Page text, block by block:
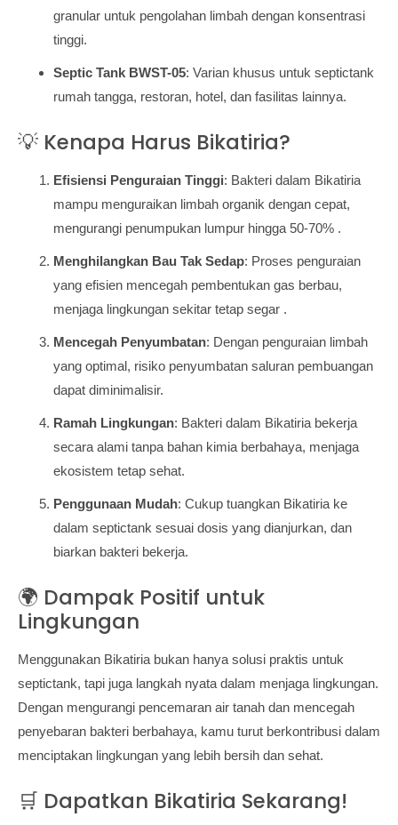
granular untuk pengolahan limbah dengan konsentrasi
tinggi.
Septic Tank BWST-05: Varian khusus untuk septictank
rumah tangga, restoran, hotel, dan fasilitas lainnya.
💡 Kenapa Harus Bikatiria?
Efisiensi Penguraian Tinggi: Bakteri dalam Bikatiria
mampu menguraikan limbah organik dengan cepat,
mengurangi penumpukan lumpur hingga 50-70% .
Menghilangkan Bau Tak Sedap: Proses penguraian
yang efisien mencegah pembentukan gas berbau,
menjaga lingkungan sekitar tetap segar .
Mencegah Penyumbatan: Dengan penguraian limbah
yang optimal, risiko penyumbatan saluran pembuangan
dapat diminimalisir.
Ramah Lingkungan: Bakteri dalam Bikatiria bekerja
secara alami tanpa bahan kimia berbahaya, menjaga
ekosistem tetap sehat.
Penggunaan Mudah: Cukup tuangkan Bikatiria ke
dalam septictank sesuai dosis yang dianjurkan, dan
biarkan bakteri bekerja.
🌍 Dampak Positif untuk
Lingkungan
Menggunakan Bikatiria bukan hanya solusi praktis untuk
septictank, tapi juga langkah nyata dalam menjaga lingkungan.
Dengan mengurangi pencemaran air tanah dan mencegah
penyebaran bakteri berbahaya, kamu turut berkontribusi dalam
menciptakan lingkungan yang lebih bersih dan sehat.
🛒 Dapatkan Bikatiria Sekarang!